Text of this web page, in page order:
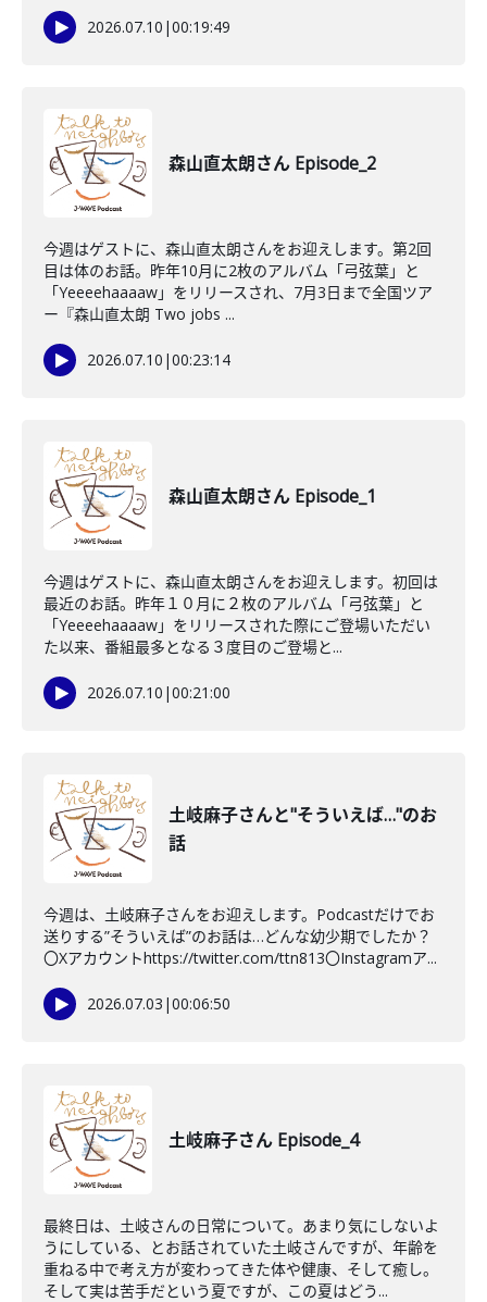
2026.07.10 |00:19:49
森山直太朗さん Episode_2
今週はゲストに、森山直太朗さんをお迎えします。第2回
目は体のお話。昨年10月に2枚のアルバム「弓弦葉」と
「Yeeeehaaaaw」をリリースされ、7月3日まで全国ツア
ー『森山直太朗 Two jobs ...
2026.07.10 |00:23:14
森山直太朗さん Episode_1
今週はゲストに、森山直太朗さんをお迎えします。初回は
最近のお話。昨年１０月に２枚のアルバム「弓弦葉」と
「Yeeeehaaaaw」をリリースされた際にご登場いただい
た以来、番組最多となる３度目のご登場と...
2026.07.10 |00:21:00
土岐麻子さんと"そういえば…"のお
話
今週は、土岐麻子さんをお迎えします。Podcastだけでお
送りする”そういえば”のお話は…どんな幼少期でしたか？
〇Xアカウントhttps://twitter.com/ttn813〇Instagramア...
2026.07.03 |00:06:50
土岐麻子さん Episode_4
最終日は、土岐さんの日常について。あまり気にしないよ
うにしている、とお話されていた土岐さんですが、年齢を
重ねる中で考え方が変わってきた体や健康、そして癒し。
そして実は苦手だという夏ですが、この夏はどう...